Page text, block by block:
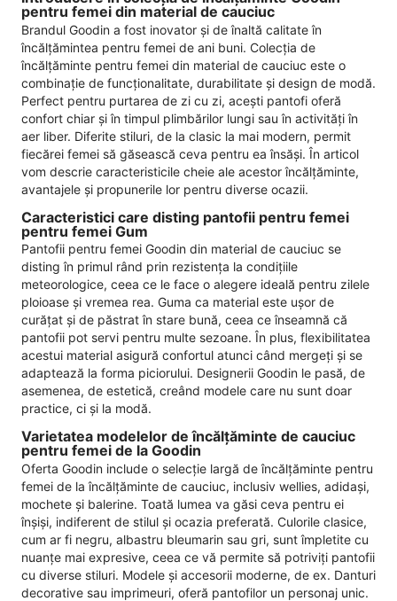
pentru femei din material de cauciuc
Brandul Goodin a fost inovator și de înaltă calitate în
încălțămintea pentru femei de ani buni. Colecția de
încălțăminte pentru femei din material de cauciuc este o
combinație de funcționalitate, durabilitate și design de modă.
Perfect pentru purtarea de zi cu zi, acești pantofi oferă
confort chiar și în timpul plimbărilor lungi sau în activități în
aer liber. Diferite stiluri, de la clasic la mai modern, permit
fiecărei femei să găsească ceva pentru ea însăși. În articol
vom descrie caracteristicile cheie ale acestor încălțăminte,
avantajele și propunerile lor pentru diverse ocazii.
Caracteristici care disting pantofii pentru femei
pentru femei Gum
Pantofii pentru femei Goodin din material de cauciuc se
disting în primul rând prin rezistența la condițiile
meteorologice, ceea ce le face o alegere ideală pentru zilele
ploioase și vremea rea. Guma ca material este ușor de
curățat și de păstrat în stare bună, ceea ce înseamnă că
pantofii pot servi pentru multe sezoane. În plus, flexibilitatea
acestui material asigură confortul atunci când mergeți și se
adaptează la forma piciorului. Designerii Goodin le pasă, de
asemenea, de estetică, creând modele care nu sunt doar
practice, ci și la modă.
Varietatea modelelor de încălțăminte de cauciuc
pentru femei de la Goodin
Oferta Goodin include o selecție largă de încălțăminte pentru
femei de la încălțăminte de cauciuc, inclusiv wellies, adidași,
mochete și balerine. Toată lumea va găsi ceva pentru ei
înșiși, indiferent de stilul și ocazia preferată. Culorile clasice,
cum ar fi negru, albastru bleumarin sau gri, sunt împletite cu
nuanțe mai expresive, ceea ce vă permite să potriviți pantofii
cu diverse stiluri. Modele și accesorii moderne, de ex. Danturi
decorative sau imprimeuri, oferă pantofilor un personaj unic.